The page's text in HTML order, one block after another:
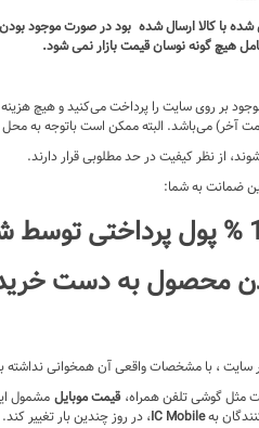
با کالا ارسال شده بود در صورت موجود
هیچ گونه نوسان قیمت بازار نمی شود.
بر روی سایت را پرداخت می‌کنید و هیچ هزینه
آخر) می‌باشد. البته ممکن است باتوجه به
از نظر کیفیت در حد مطلوبی قرار دارند.
ضمانت به شما:
، با مشخصات واقعی آن همخوانی نداشته
مثل گوشی تلفن همراه،قیمت موبایل مشمول
بهIC Mobile، در روز چندین بار تغییر کند.